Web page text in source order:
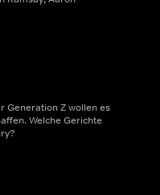
Generation Z wollen es
Welche Gerichte